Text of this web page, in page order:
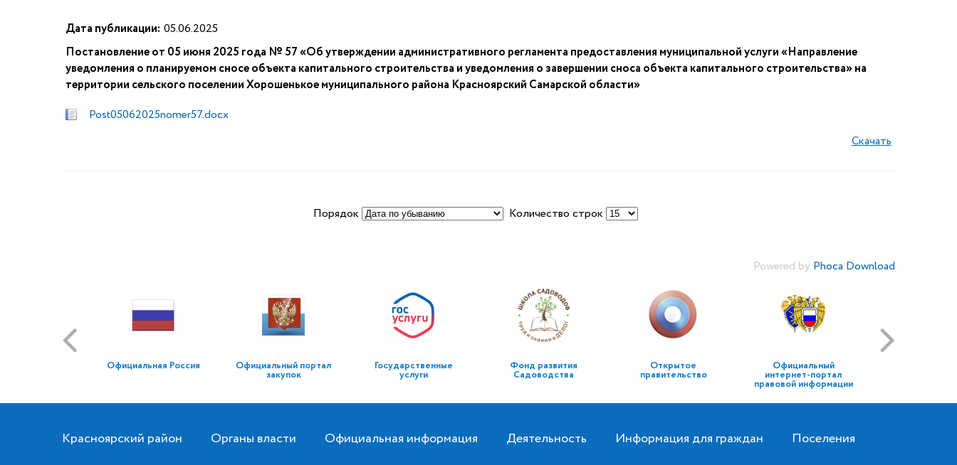
Дата публикации: 05.06.2025
Постановление от 05 июня 2025 года № 57 «Об утверждении административного регламента предоставления муниципальной услуги «Направление
уведомления о планируемом сносе объекта капитального строительства и уведомления о завершении сноса объекта капитального строительства» на
территории сельского поселении Хорошенькое муниципального района Красноярский Самарской области»
Post05062025nomer57.docx
Скачать
Порядок Количество строк
Powered by Phoca Download
Официальная Россия Официальный портал
закупок
Государственные
услуги
Фонд развития
Садоводства
Открытое
правительство
Официальный
интернет-портал
правовой информации
Красноярский район Органы власти Официальная информация Деятельность Информация для граждан Поселения